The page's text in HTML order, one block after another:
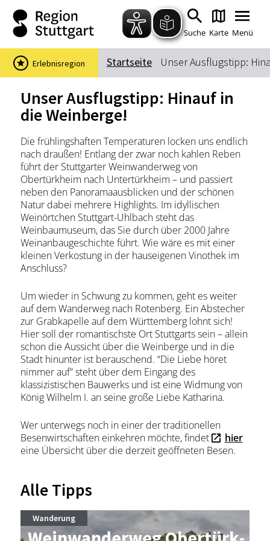
Zum Hauptinhalt springen
Zur Suche springen
Zur Hauptnavigation
Zum Footer springen
Suche Karte Menü
Suchbegriff
Stadtführungen
Events & Tickets
Ausflugsziele
Erlebnisse
Wein
Radfahren
Wandern
Startseite Unser Ausflugstipp:
Erlebnisregion
Unser Ausflugstipp: Hinauf in
die Weinberge!
Die frühlingshaften Temperaturen locken uns endlich
nach draußen! Entlang der zwar noch kahlen Reben
führt der Stuttgarter Weinwanderweg von
Obertürkheim nach Untertürkheim – und passiert
neben den Panoramaausblicken und der schönen
Natur dabei mehrere Highlights. Im idyllischen
Weinörtchen Stuttgart-Uhlbach steht das
Weinbaumuseum, das Sie durch über 2000 Jahre
Weinanbaugeschichte führt. Wie wäre es mit einer
kleinen Verkostung in der hauseigenen Vinothek im
Anschluss?
Um wieder in Schwung zu kommen, geht es weiter
auf dem Wanderweg nach Rotenberg. Ein Abstecher
zur Grabkapelle auf dem Württemberg lohnt sich!
Hier soll der romantischste Ort Stuttgarts sein – allein
schon die Aussicht über die Weinberge und in die
Stadt hinunter ist berauschend. “Die Liebe höret
nimmer auf” steht über dem Eingang des
klassizistischen Bauwerks und ist eine Widmung von
König Wilhelm I. an seine große Liebe Katharina.
Wer unterwegs noch in einer der traditionellen
Besenwirtschaften einkehren möchte, findet
hier
eine Übersicht über die derzeit geöffneten Besen.
Alle Tipps
Wanderung